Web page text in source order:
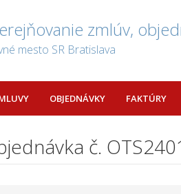
zmlúv,
mesto SR Bratislava
OBJEDNÁVKY FAKTÚRY
č.